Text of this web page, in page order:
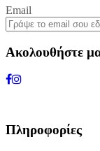
Email
Ακολουθήστε
Πληροφορίες